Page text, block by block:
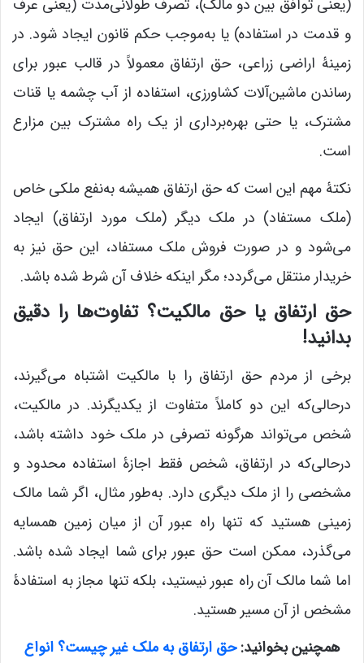
(یعنی توافق بین دو مالک)، تصرف طولانی‌مدت (یعنی عرف
و قدمت در استفاده) یا به‌موجب حکم قانون ایجاد شود. در
زمینۀ اراضی زراعی، حق ارتفاق معمولاً در قالب عبور برای
رساندن ماشین‌آلات کشاورزی، استفاده از آب چشمه یا قنات
مشترک، یا حتی بهره‌برداری از یک راه مشترک بین مزارع
است.
نکتۀ مهم این است که حق ارتفاق همیشه به‌نفع ملکی خاص
(ملک مستفاد) در ملک دیگر (ملک مورد ارتفاق) ایجاد
می‌شود و در صورت فروش ملک مستفاد، این حق نیز به
خریدار منتقل می‌گردد؛ مگر اینکه خلاف آن شرط شده باشد.
حق ارتفاق یا حق مالکیت؟ تفاوت‌ها را دقیق
بدانید!
برخی از مردم حق ارتفاق را با مالکیت اشتباه می‌گیرند،
درحالی‌که این دو کاملاً متفاوت از یکدیگرند. در مالکیت،
شخص می‌تواند هرگونه تصرفی در ملک خود داشته باشد،
درحالی‌که در ارتفاق، شخص فقط اجازۀ استفاده محدود و
مشخصی را از ملک دیگری دارد. به‌طور مثال، اگر شما مالک
زمینی هستید که تنها راه عبور آن از میان زمین همسایه
می‌گذرد، ممکن است حق عبور برای شما ایجاد شده باشد.
اما شما مالک آن راه عبور نیستید، بلکه تنها مجاز به استفادۀ
مشخص از آن مسیر هستید.
همچنین بخوانید:حق ارتفاق به ملک غیر چیست؟ انواع